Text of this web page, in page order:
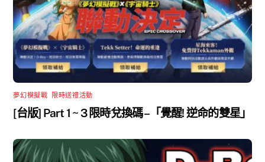
夢幻模擬戰 限時送禮活動
[台版] Part 1 ~ 3 限時兌換碼 –「覺醒! 逆命的雙星」